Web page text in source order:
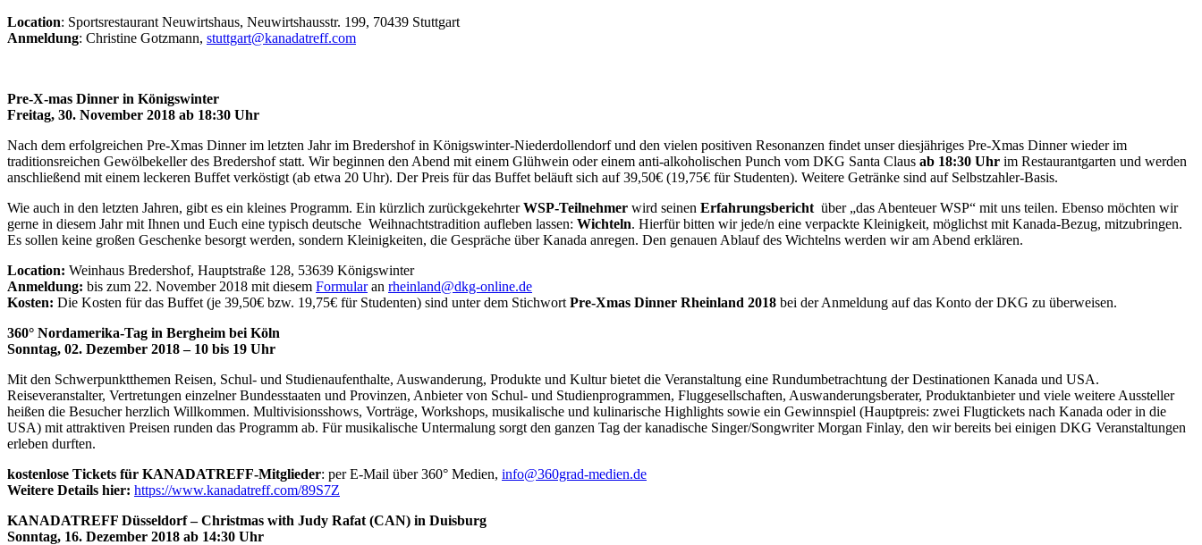
Location: Sportsrestaurant Neuwirtshaus, Neuwirtshausstr. 199, 70439 Stuttgart
Anmeldung: Christine Gotzmann, stuttgart@kanadatreff.com
Pre-X-mas Dinner in Königswinter
Freitag, 30. November 2018 ab 18:30 Uhr
Nach dem erfolgreichen Pre-Xmas Dinner im letzten Jahr im Bredershof in Königswinter-Niederdollendorf und den vielen positiven Resonanzen findet unser diesjähriges Pre-Xmas Dinner wieder im
traditionsreichen Gewölbekeller des Bredershof statt. Wir beginnen den Abend mit einem Glühwein oder einem anti-alkoholischen Punch vom DKG Santa Claus ab 18:30 Uhr im Restaurantgarten und werden
anschließend mit einem leckeren Buffet verköstigt (ab etwa 20 Uhr). Der Preis für das Buffet beläuft sich auf 39,50€ (19,75€ für Studenten). Weitere Getränke sind auf Selbstzahler-Basis.
Wie auch in den letzten Jahren, gibt es ein kleines Programm. Ein kürzlich zurückgekehrterWSP-Teilnehmer wird seinen Erfahrungsbericht über „das Abenteuer WSP“ mit uns teilen. Ebenso möchten wir
gerne in diesem Jahr mit Ihnen und Euch eine typisch deutsche Weihnachtstradition aufleben lassen: Wichteln. Hierfür bitten wir jede/n eine verpackte Kleinigkeit, möglichst mit Kanada-Bezug, mitzubringen.
Es sollen keine großen Geschenke besorgt werden, sondern Kleinigkeiten, die Gespräche über Kanada anregen. Den genauen Ablauf des Wichtelns werden wir am Abend erklären.
Location: Weinhaus Bredershof, Hauptstraße 128, 53639 Königswinter
Anmeldung: bis zum 22. November 2018 mit diesem Formularan rheinland@dkg-online.de
Kosten: Die Kosten für das Buffet (je 39,50€ bzw. 19,75€ für Studenten) sind unter dem Stichwort Pre-Xmas Dinner Rheinland 2018 bei der Anmeldung auf das Konto der DKG zu überweisen.
360° Nordamerika-Tag in Bergheim bei Köln
Sonntag, 02. Dezember 2018 – 10 bis 19 Uhr
Mit den Schwerpunktthemen Reisen, Schul- und Studienaufenthalte, Auswanderung, Produkte und Kultur bietet die Veranstaltung eine Rundumbetrachtung der Destinationen Kanada und USA.
Reiseveranstalter, Vertretungen einzelner Bundesstaaten und Provinzen, Anbieter von Schul- und Studienprogrammen, Fluggesellschaften, Auswanderungsberater, Produktanbieter und viele weitere Aussteller
heißen die Besucher herzlich Willkommen. Multivisionsshows, Vorträge, Workshops, musikalische und kulinarische Highlights sowie ein Gewinnspiel (Hauptpreis: zwei Flugtickets nach Kanada oder in die
USA) mit attraktiven Preisen runden das Programm ab. Für musikalische Untermalung sorgt den ganzen Tag der kanadische Singer/Songwriter Morgan Finlay, den wir bereits bei einigen DKG Veranstaltungen
erleben durften.
kostenlose Tickets für KANADATREFF-Mitglieder: per E-Mail über 360° Medien, info@360grad-medien.de
Weitere Details hier: https://www.kanadatreff.com/89S7Z
KANADATREFF Düsseldorf – Christmas with Judy Rafat (CAN) in Duisburg
Sonntag, 16. Dezember 2018 ab 14:30 Uhr